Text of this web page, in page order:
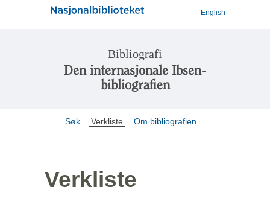
English
Bibliografi
Den internasjonale Ibsen-
bibliografien
Søk Verkliste Om bibliografien
Verkliste